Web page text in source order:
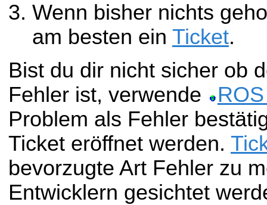
Wenn bisher nichts
am besten ein Ticket.
Bist du dir nicht sicher ob
Fehler ist, verwende
Problem als Fehler
Ticket eröffnet werden.
bevorzugte Art Fehler zu
Entwicklern gesichtet